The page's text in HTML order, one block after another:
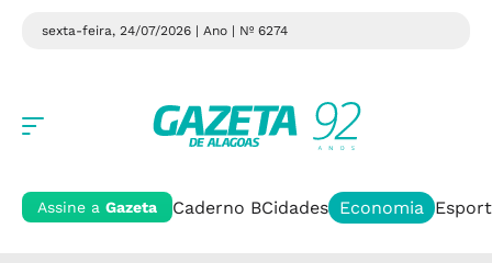
sexta-feira, 24/07/2026 | Ano | Nº 6274
Assine a Gazeta Caderno BCidades Economia